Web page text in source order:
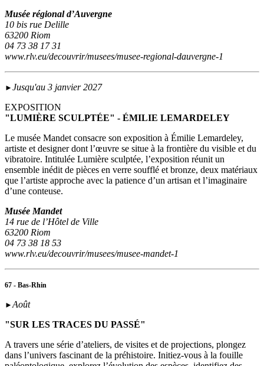
Musée régional d’Auvergne
10 bis rue Delille
63200 Riom
04 73 38 17 31
www.rlv.eu/decouvrir/musees/musee-regional-dauvergne-1
► Jusqu'au 3 janvier 2027
EXPOSITION
"LUMIÈRE SCULPTÉE" - ÉMILIE LEMARDELEY
Le musée Mandet consacre son exposition à Émilie Lemardeley,
artiste et designer dont l’œuvre se situe à la frontière du visible et du
vibratoire. Intitulée Lumière sculptée, l’exposition réunit un
ensemble inédit de pièces en verre soufflé et bronze, deux matériaux
que l’artiste approche avec la patience d’un artisan et l’imaginaire
d’une conteuse.
Musée Mandet
14 rue de l’Hôtel de Ville
63200 Riom
04 73 38 18 53
www.rlv.eu/decouvrir/musees/musee-mandet-1
67 - Bas-Rhin
►Août
"SUR LES TRACES DU PASSÉ"
A travers une série d’ateliers, de visites et de projections, plongez
dans l’univers fascinant de la préhistoire. Initiez-vous à la fouille